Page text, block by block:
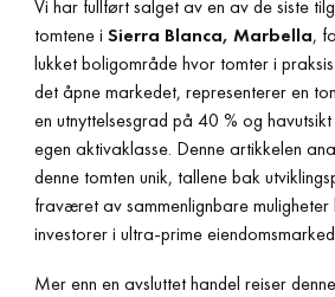
Vi har fullført salget av en av de siste
tomtene i Sierra Blanca, Marbella,
lukket boligområde hvor tomter i
det åpne markedet, representerer en
en utnyttelsesgrad på 40 % og
egen aktivaklasse. Denne artikkelen
denne tomten unik, tallene bak
fraværet av sammenlignbare
investorer i ultra-prime
Mer enn en avsluttet handel reiser